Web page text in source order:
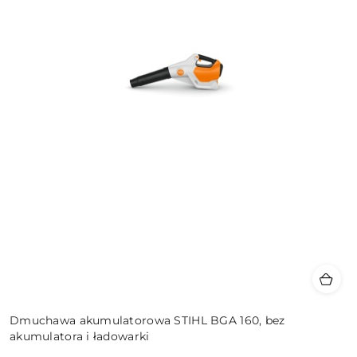
Dmuchawa akumulatorowa STIHL BGA 160, bez
akumulatora i ładowarki